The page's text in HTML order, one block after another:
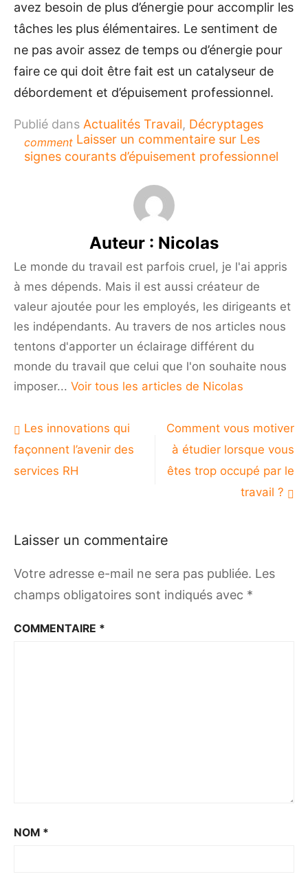
avez besoin de plus d’énergie pour accomplir les
tâches les plus élémentaires. Le sentiment de
ne pas avoir assez de temps ou d’énergie pour
faire ce qui doit être fait est un catalyseur de
débordement et d’épuisement professionnel.
Publié dans Actualités Travail, Décryptages
comment Laisser un commentaire sur Les
signes courants d’épuisement professionnel
Auteur : Nicolas
Le monde du travail est parfois cruel, je l'ai appris
à mes dépends. Mais il est aussi créateur de
valeur ajoutée pour les employés, les dirigeants et
les indépendants. Au travers de nos articles nous
tentons d'apporter un éclairage différent du
monde du travail que celui que l'on souhaite nous
imposer... Voir tous les articles de Nicolas
Navigation
de
l’article
Les innovations qui
façonnent l’avenir des
services RH
Comment vous motiver
à étudier lorsque vous
êtes trop occupé par le
travail ?
Laisser un commentaire
Votre adresse e-mail ne sera pas publiée. Les
champs obligatoires sont indiqués avec *
COMMENTAIRE *
NOM *